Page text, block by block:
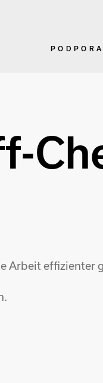
PODPORA
Arbeit effizienter